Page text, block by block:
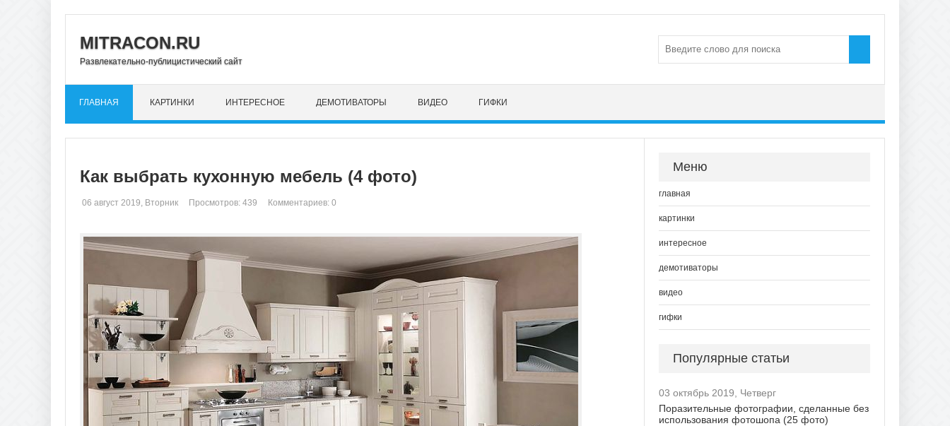
MITRACON.RU
Развлекательно-публицистический сайт
ГЛАВНАЯ КАРТИНКИ ИНТЕРЕСНОЕ ДЕМОТИВАТОРЫ ВИДЕО ГИФКИ
Как выбрать кухонную мебель (4 фото)
06 август 2019, Вторник Просмотров: 439 Комментариев: 0
Меню
главная
картинки
интересное
демотиваторы
видео
гифки
Популярные статьи
03 октябрь 2019, Четверг
Поразительные фотографии, сделанные без
использования фотошопа (25 фото)